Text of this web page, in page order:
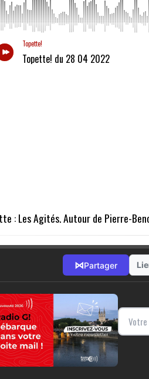
Topette!
Topette! du 28 04 2022
: Les Agités. Autour de Pierre-
⋈Partager